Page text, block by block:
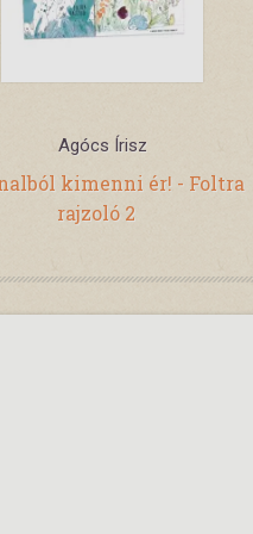
Agócs Írisz
kimenni ér! - Foltra
rajzoló 2